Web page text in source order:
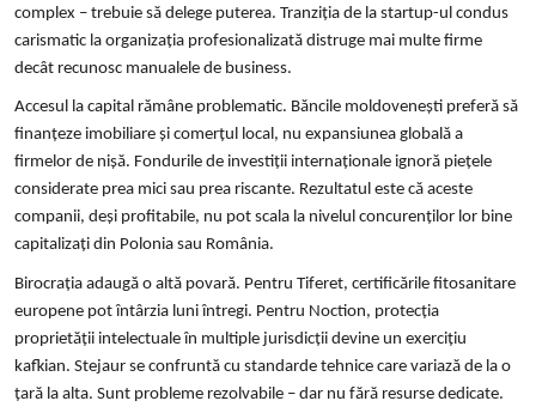
complex – trebuie să delege puterea. Tranziția de la startup-ul condus
carismatic la organizația profesionalizată distruge mai multe firme
decât recunosc manualele de business.
Accesul la capital rămâne problematic. Băncile moldovenești preferă să
finanțeze imobiliare și comerțul local, nu expansiunea globală a
firmelor de nișă. Fondurile de investiții internaționale ignoră piețele
considerate prea mici sau prea riscante. Rezultatul este că aceste
companii, deși profitabile, nu pot scala la nivelul concurenților lor bine
capitalizați din Polonia sau România.
Birocrația adaugă o altă povară. Pentru Tiferet, certificările fitosanitare
europene pot întârzia luni întregi. Pentru Noction, protecția
proprietății intelectuale în multiple jurisdicții devine un exercițiu
kafkian. Stejaur se confruntă cu standarde tehnice care variază de la o
țară la alta. Sunt probleme rezolvabile – dar nu fără resurse dedicate.